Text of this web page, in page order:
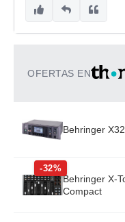
OFERTAS EN
Behringer
-32%
Behringer X-
Compact